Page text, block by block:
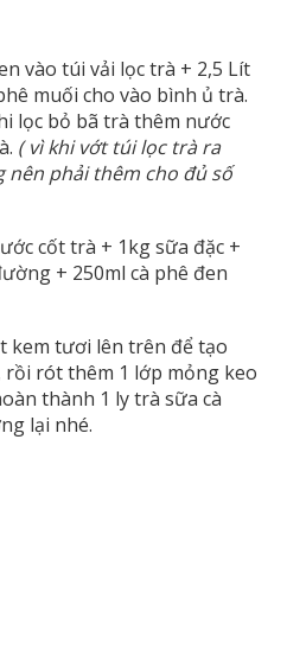
vào túi vải lọc trà + 2,5 Lít
muối cho vào bình ủ trà.
lọc bỏ bã trà thêm nước
( vì khi vớt túi lọc trà ra
phải thêm cho đủ số
cốt trà + 1kg sữa đặc +
+ 250ml cà phê đen
kem tươi lên trên để tạo
rót thêm 1 lớp mỏng keo
thành 1 ly trà sữa cà
lại nhé.